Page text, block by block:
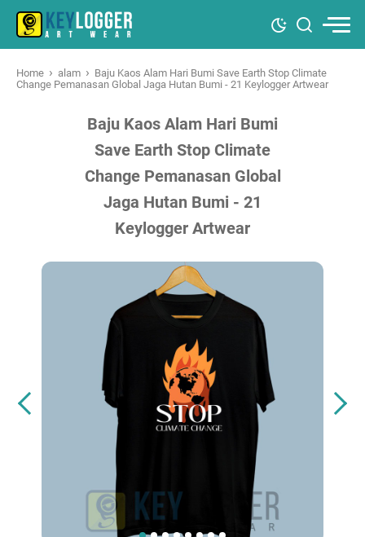
Home › alam › Baju Kaos Alam Hari Bumi Save Earth Stop Climate
Change Pemanasan Global Jaga Hutan Bumi - 21 Keylogger Artwear
Baju Kaos Alam Hari Bumi
Save Earth Stop Climate
Change Pemanasan Global
Jaga Hutan Bumi - 21
Keylogger Artwear